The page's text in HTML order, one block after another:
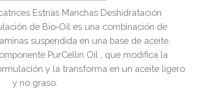
Estrías Manchas Deshidratación
de Bio‑Oil es una combinación de
suspendida en una base de aceite.
PurCellin Oil , que modifica la
y la transforma en un aceite ligero
y no graso.